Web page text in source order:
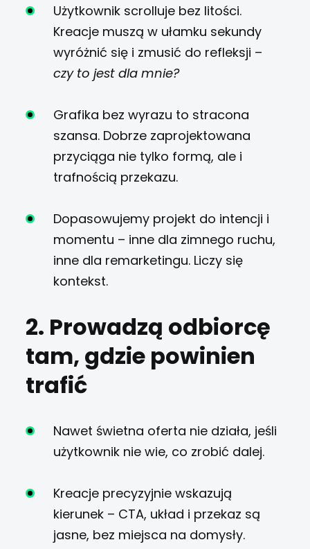
Użytkownik scrolluje bez litości.
Kreacje muszą w ułamku sekundy
wyróżnić się i zmusić do refleksji –
czy to jest dla mnie?
Grafika bez wyrazu to stracona
szansa. Dobrze zaprojektowana
przyciąga nie tylko formą, ale i
trafnością przekazu.
Dopasowujemy projekt do intencji i
momentu – inne dla zimnego ruchu,
inne dla remarketingu. Liczy się
kontekst.
2. Prowadzą odbiorcę
tam, gdzie powinien
trafić
Nawet świetna oferta nie działa, jeśli
użytkownik nie wie, co zrobić dalej.
Kreacje precyzyjnie wskazują
kierunek – CTA, układ i przekaz są
jasne, bez miejsca na domysły.